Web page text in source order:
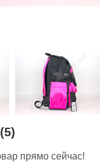
прямо сейчас!